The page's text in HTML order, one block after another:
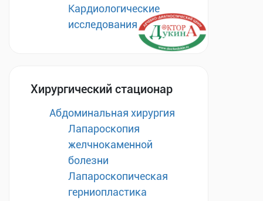
Кардиологические
исследования
Хирургический стационар
Абдоминальная хирургия
Лапароскопия
желчнокаменной
болезни
Лапароскопическая
герниопластика